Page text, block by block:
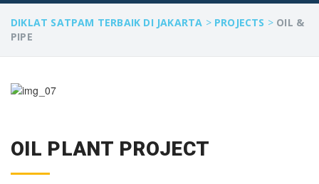
DIKLAT SATPAM TERBAIK DI JAKARTA > PROJECTS > OIL &
PIPE
OIL PLANT PROJECT